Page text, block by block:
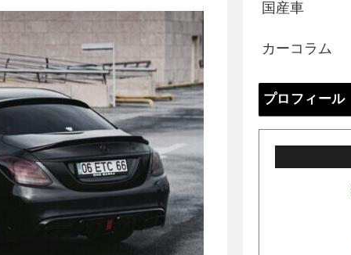
国産車
カーコラム
プロフィール